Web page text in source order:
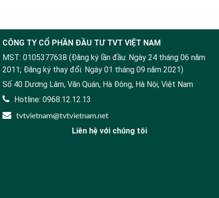
CÔNG TY CỔ PHẦN ĐẦU TƯ TVT VIỆT NAM
MST: 0105377638 (Đăng ký lần đầu: Ngày 24 tháng 06 năm
2011; Đăng ký thay đổi: Ngày 01 tháng 09 năm 2021)
Số 40 Dương Lâm, Văn Quán, Hà Đông, Hà Nội, Việt Nam
Hotline: 0968.12.12.13
tvtvietnam@tvtvietnam.net
Liên hệ với chúng tôi